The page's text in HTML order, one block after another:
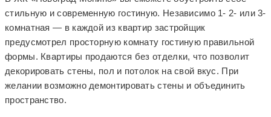
стильную и современную гостиную. Независимо 1- 2- или 3-
комнатная — в каждой из квартир застройщик
предусмотрел просторную комнату гостиную правильной
формы. Квартиры продаются без отделки, что позволит
декорировать стены, пол и потолок на свой вкус. При
желании возможно демонтировать стены и объединить
пространство.